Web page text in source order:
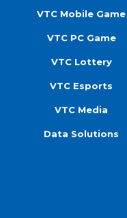
VTC Mobile Game
VTC PC Game
VTC Lottery
VTC Esports
VTC Media
Data Solutions